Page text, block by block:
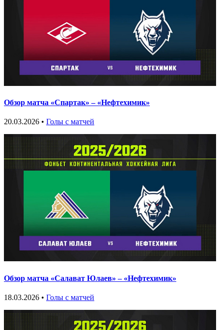
Обзор матча «Спартак» – «Нефтехимик»
20.03.2026 • Голы с матчей
Обзор матча «Салават Юлаев» – «Нефтехимик»
18.03.2026 • Голы с матчей